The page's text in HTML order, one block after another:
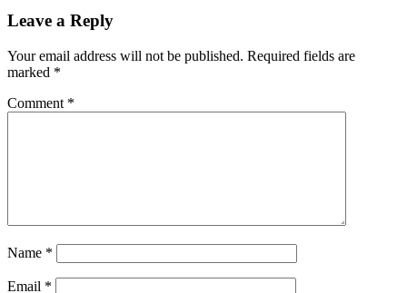
Leave a Reply
Your email address will not be published. Required fields are
marked *
Comment *
Name *
Email *